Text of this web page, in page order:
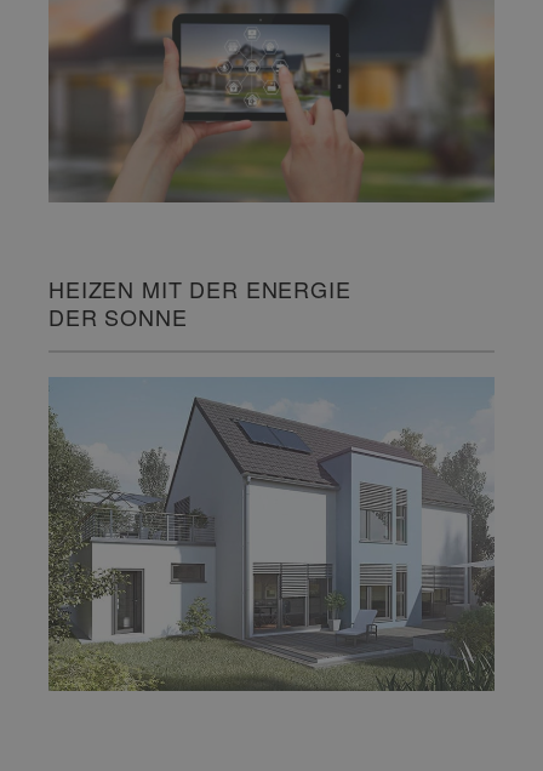
HEIZEN MIT DER ENERGIE
DER SONNE